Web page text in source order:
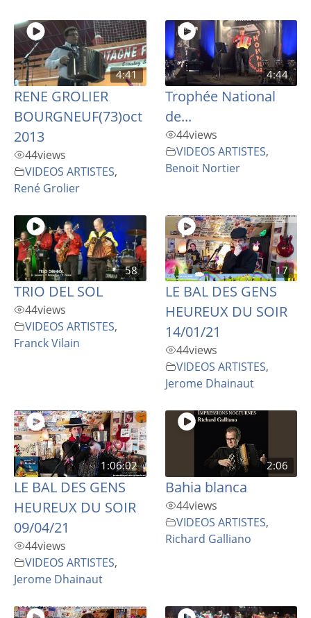
4:41
RENE GROLIER
BOURGNEUF(73)oct
2013
44views
VIDEOS ARTISTES,
René Grolier
4:44
Trophée National
de...
44views
VIDEOS ARTISTES,
Benoit Nortier
58
TRIO DEL SOL
44views
VIDEOS ARTISTES,
Franck Vilain
17
LE BAL DES GENS
HEUREUX DU SOIR
14/01/21
44views
VIDEOS ARTISTES,
Jerome Dhainaut
1:06:02
LE BAL DES GENS
HEUREUX DU SOIR
09/04/21
44views
VIDEOS ARTISTES,
Jerome Dhainaut
2:06
Bahia blanca
44views
VIDEOS ARTISTES,
Richard Galliano